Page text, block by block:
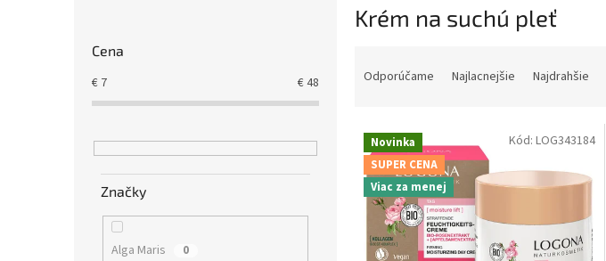
Cena
€ 7 €48
Značky
Alga Maris 0
Krém na suchú pleť
n
p
Odporúčame Najlacnejšie Najdrahšie
V
p
Novinka
SUPER CENA
Viac za menej
Kód: LOG343184